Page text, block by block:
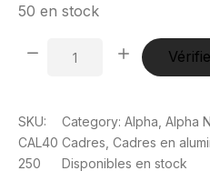
50 en stock
quantité
Noir
anodisé
mat
SKU:
CAL40
250
Category:Alpha , Alpha
Cadres , Cadres en
Disponibles en stock